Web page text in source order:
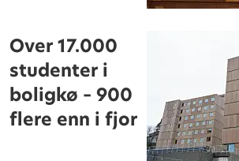
Over 17.000
studenter i
boligkø – 900
flere enn i fjor